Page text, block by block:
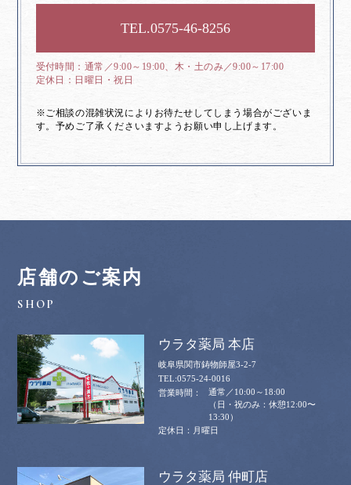
0575-46-8256
通常／9:00～19:00、木・土のみ／9:00～17:00
日曜日・祝日
※ご相談の混雑状況によりお待たせしてしまう場合がございま
す。予めご了承くださいますようお願い申し上げます。
店舗のご案内
ウラタ薬局 本店
岐阜県関市鋳物師屋3-2-7
0575-24-0016
通常／10:00～18:00
（日・祝のみ：休憩12:00〜
13:30）
月曜日
ウラタ薬局 仲町店